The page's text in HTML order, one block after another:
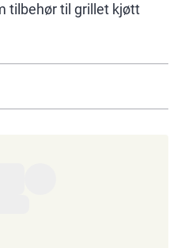
tilbehør til grillet kjøtt